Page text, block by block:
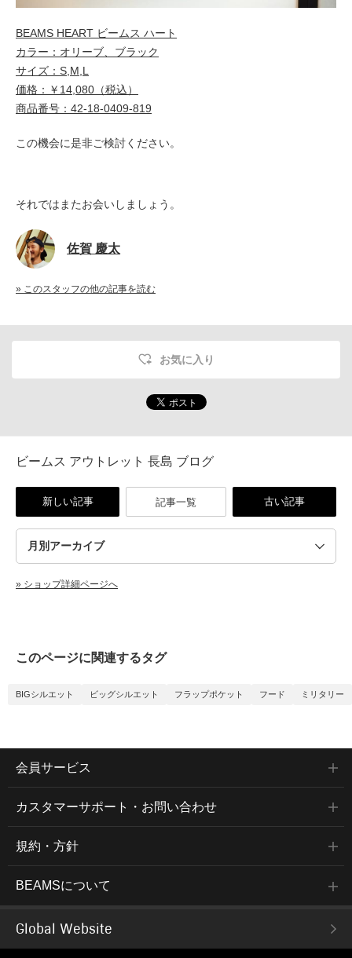
BEAMS HEART ビームス ハート
カラー：オリーブ、ブラック
サイズ：S,M,L
価格：￥14,080（税込）
商品番号：42-18-0409-819
この機会に是非ご検討ください。
それではまたお会いしましょう。
佐賀 慶太
» このスタッフの他の記事を読む
お気に入り
ビームス アウトレット 長島 ブログ
新しい記事 記事一覧 古い記事
» ショップ詳細ページへ
このページに関連するタグ
BIGシルエット ビッグシルエット フラップポケット フード ミリタリー
会員サービス
カスタマーサポート・お問い合わせ
規約・方針
BEAMSについて
Global Website